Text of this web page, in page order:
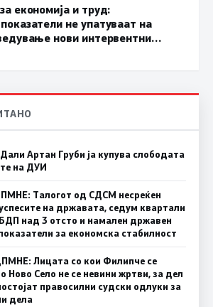
економија и труд:
не упатуваат на
нови интервентни
движења се стабилни
Артан Груби ја купува слободата
на ДУИ
Талогот од СДСМ несреќен
на државата, седум квартали
над 3 отсто и намален државен
за економска стабилност
Лицата со кои Филипче се
Ново Село не се невини жртви, за дел
правосилни судски одлуки за
дела